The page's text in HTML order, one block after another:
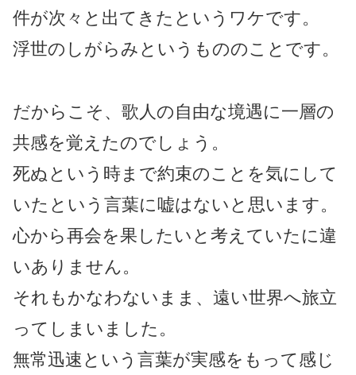
件が次々と出てきたというワケです。
浮世のしがらみというもののことです。
だからこそ、歌人の自由な境遇に一層の
共感を覚えたのでしょう。
死ぬという時まで約束のことを気にして
いたという言葉に嘘はないと思います。
心から再会を果したいと考えていたに違
いありません。
それもかなわないまま、遠い世界へ旅立
ってしまいました。
無常迅速という言葉が実感をもって感じ